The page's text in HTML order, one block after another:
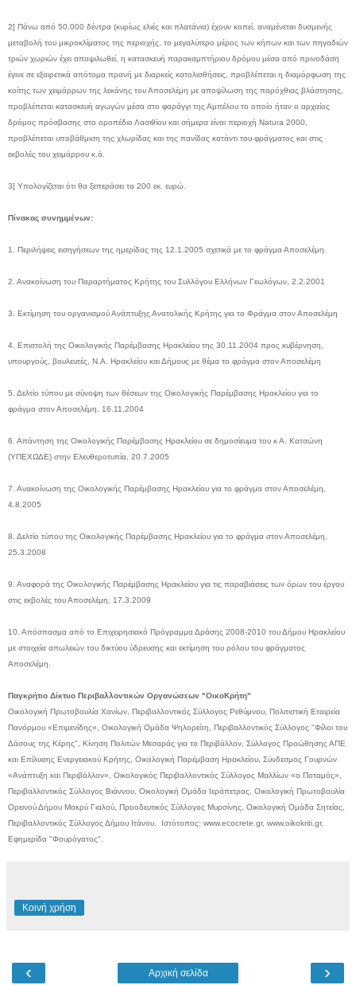
2] Πάνω από 50.000 δέντρα (κυρίως ελιές και πλατάνια) έχουν κοπεί, αναμένεται δυσμενής
μεταβολή του μικροκλίματος της περιοχής, το μεγαλύτερο μέρος των κήπων και των πηγαδιών
τριών χωριών έχει αποψιλωθεί, η κατασκευή παρακαμπτήριου δρόμου μέσα από πρινοδάση
έγινε σε εξαιρετικά απότομα πρανή με διαρκείς κατολισθήσεις, προβλέπεται η διαμόρφωση της
κοίτης των χειμάρρων της λεκάνης του Αποσελέμη με αποψίλωση της παρόχθιας βλάστησης,
προβλέπεται κατασκευή αγωγών μέσα στο φαράγγι της Αμπέλου το οποίο ήταν ο αρχαίος
δρόμος πρόσβασης στο οροπέδιο Λασιθίου και σήμερα είναι περιοχή Natura 2000,
προβλέπεται υποβάθμιση της χλωρίδας και της πανίδας κατάντι του φράγματος και στις
εκβολές του χειμάρρου κ.ά.
3] Υπολογίζεται ότι θα ξεπεράσει τα 200 εκ. ευρώ.
Πίνακας συνημμένων:
1. Περιλήψεις εισηγήσεων της ημερίδας της 12.1.2005 σχετικά με το φράγμα Αποσελέμη.
2. Ανακοίνωση του Παραρτήματος Κρήτης του Συλλόγου Ελλήνων Γεωλόγων, 2.2.2001
3. Εκτίμηση του οργανισμού Ανάπτυξης Ανατολικής Κρήτης για το Φράγμα στον Αποσελέμη
4. Επιστολή της Οικολογικής Παρέμβασης Ηρακλείου της 30.11.2004 προς κυβέρνηση,
υπουργούς, βουλευτές, Ν.Α. Ηρακλείου και Δήμους με θέμα το φράγμα στον Αποσελέμη
5. Δελτίο τύπου με σύνοψη των θέσεων της Οικολογικής Παρέμβασης Ηρακλείου για το
φράγμα στον Αποσελέμη, 16.11.2004
6. Απάντηση της Οικολογικής Παρέμβασης Ηρακλείου σε δημοσίευμα του κ Α. Κατσώνη
(ΥΠΕΧΩΔΕ) στην Ελευθεροτυπία, 20.7.2005
7. Ανακοίνωση της Οικολογικής Παρέμβασης Ηρακλείου για το φράγμα στον Αποσελέμη,
4.8.2005
8. Δελτίο τύπου της Οικολογικής Παρέμβασης Ηρακλείου για το φράγμα στον Αποσελέμη,
25.3.2008
9. Αναφορά της Οικολογικής Παρέμβασης Ηρακλείου για τις παραβιάσεις των όρων του έργου
στις εκβολές του Αποσελέμη, 17.3.2009
10. Απόσπασμα από το Επιχειρησιακό Πρόγραμμα Δράσης 2008-2010 του Δήμου Ηρακλείου
με στοιχεία απωλειών του δικτύου ύδρευσης και εκτίμηση του ρόλου του φράγματος
Αποσελέμη.
Παγκρήτιο Δίκτυο Περιβαλλοντικών Οργανώσεων "ΟικοΚρήτη"
Οικολογική Πρωτοβουλία Χανίων, Περιβαλλοντικός Σύλλογος Ρεθύμνου, Πολιτιστική Εταιρεία
Πανόρμου «Επιμενίδης», Οικολογική Ομάδα Ψηλορείτη, Περιβαλλοντικός Σύλλογος "Φίλοι του
Δάσους της Κέρης", Κίνηση Πολιτών Μεσαράς για το Περιβάλλον, Σύλλογος Προώθησης ΑΠΕ
και Επίλυσης Ενεργειακού Κρήτης, Οικολογική Παρέμβαση Ηρακλείου, Σύνδεσμος Γουρνών
«Ανάπτυξη και Περιβάλλον», Οικολογικός Περιβαλλοντικός Σύλλογος Μαλλίων «ο Ποταμός»,
Περιβαλλοντικός Σύλλογος Βιάννου, Οικολογική Ομάδα Ιεράπετρας, Οικολογική Πρωτοβουλία
Ορεινού Δήμου Μακρύ Γιαλού, Προοδευτικός Σύλλογος Μυρσίνης, Οικολογική Ομάδα Σητείας,
Περιβαλλοντικός Σύλλογος Δήμου Ιτάνου. Ιστότοπος: www.ecocrete.gr, www.oikokriti.gr,
Εφημερίδα "Φουρόγατος".
Κοινή χρήση
‹ ›
Αρχική σελίδα